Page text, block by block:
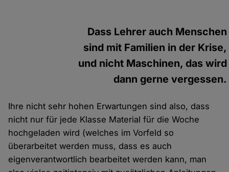
Dass Lehrer auch Menschen
sind mit Familien in der Krise,
und nicht Maschinen, das wird
dann gerne vergessen.
Ihre nicht sehr hohen Erwartungen sind also, dass
nicht nur für jede Klasse Material für die Woche
hochgeladen wird (welches im Vorfeld so
überarbeitet werden muss, dass es auch
eigenverantwortlich bearbeitet werden kann, man